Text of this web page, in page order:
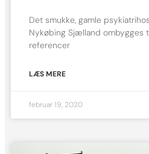
Det smukke, gamle
Nykøbing Sjælland ombygges
referencer
LÆS MERE
februar 19, 2020